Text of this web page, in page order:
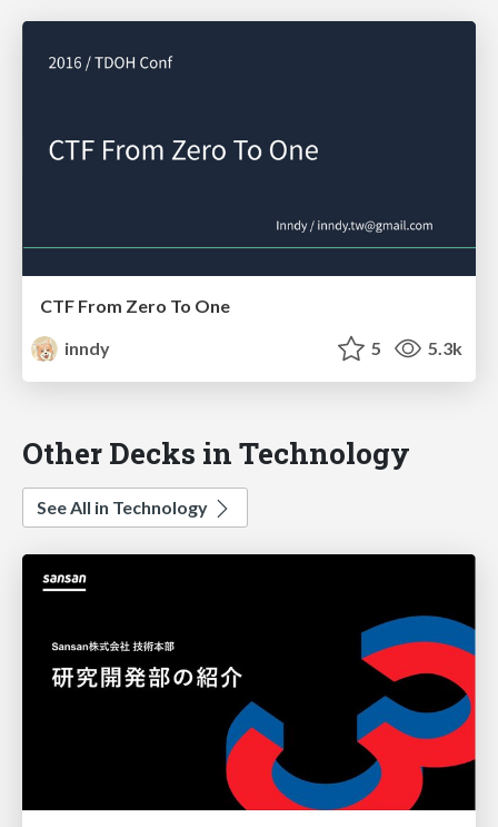
CTF From Zero To One
inndy
5 5.3k
Other Decks in Technology
See All in Technology